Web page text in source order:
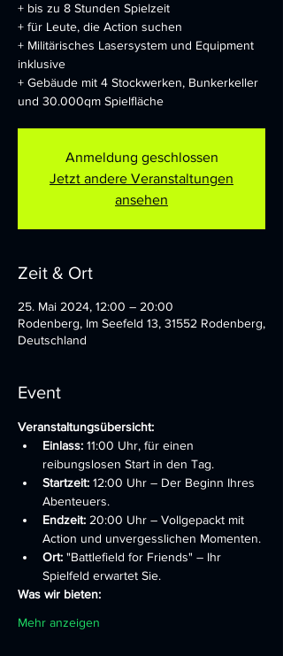
+ bis zu 8 Stunden Spielzeit
+ für Leute, die Action suchen
+ Militärisches Lasersystem und Equipment
inklusive
+ Gebäude mit 4 Stockwerken, Bunkerkeller
und 30.000qm Spielfläche
Anmeldung geschlossen
Jetzt andere Veranstaltungen
ansehen
Zeit & Ort
25. Mai 2024, 12:00 – 20:00
Rodenberg, Im Seefeld 13, 31552 Rodenberg,
Deutschland
Event
Veranstaltungsübersicht:
Einlass: 11:00 Uhr, für einen
reibungslosen Start in den Tag.
Startzeit: 12:00 Uhr – Der Beginn Ihres
Abenteuers.
Endzeit: 20:00 Uhr – Vollgepackt mit
Action und unvergesslichen Momenten.
Ort: "Battlefield for Friends" – Ihr
Spielfeld erwartet Sie.
Was wir bieten:
Mehr anzeigen